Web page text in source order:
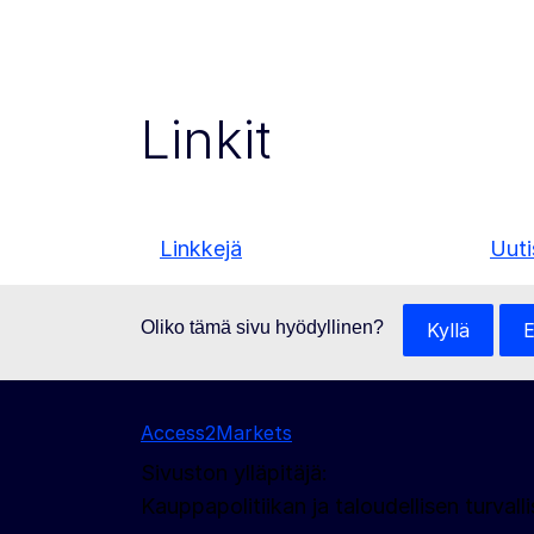
Linkit
Linkkejä
Oliko tämä sivu hyödyllinen? Kyllä
Access2Markets
Sivuston ylläpitäjä:
Kauppapolitiikan ja taloudellisen